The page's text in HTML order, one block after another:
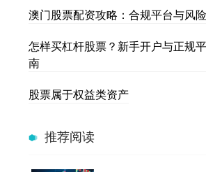
澳门股票配资攻略：合规平台与风
怎样买杠杆股票？新手开户与正规
南
股票属于权益类资产
推荐阅读